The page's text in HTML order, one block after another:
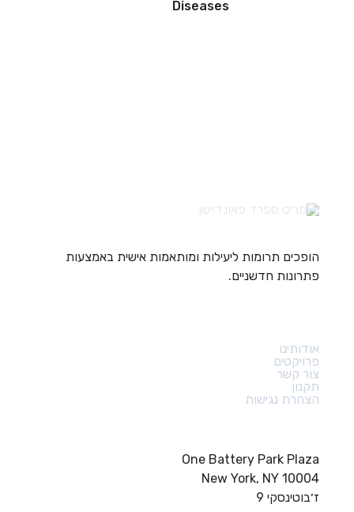
Diseases
הופכים תרומות ליעילות ומותאמות אישית באמצעות
פתרונות חדשניים.
אודותינו
פרויקטים
צור קשר
תקנון
הצהרת נגישות
One Battery Park Plaza
New York, NY 10004
ז׳בוטינסקי 9